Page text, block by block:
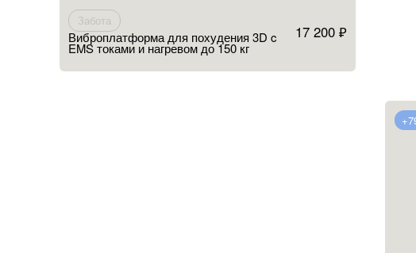
Забота
Виброплатформа для похудения 3D c
EMS токами и нагревом до 150 кг
17 200 ₽